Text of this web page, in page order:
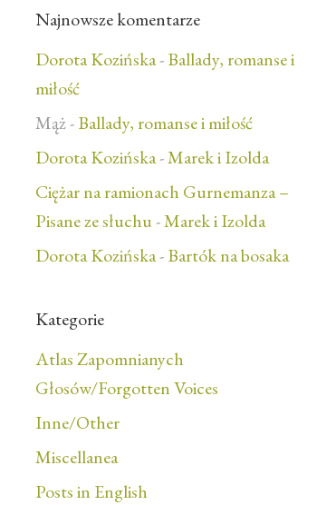
Najnowsze komentarze
Dorota Kozińska-Ballady, romanse i
miłość
Mąż-Ballady, romanse i miłość
Dorota Kozińska-Marek i Izolda
Ciężar na ramionach Gurnemanza –
Pisane ze słuchu-Marek i Izolda
Dorota Kozińska-Bartók na bosaka
Kategorie
Atlas Zapomnianych
Głosów/Forgotten Voices
Inne/Other
Miscellanea
Posts in English